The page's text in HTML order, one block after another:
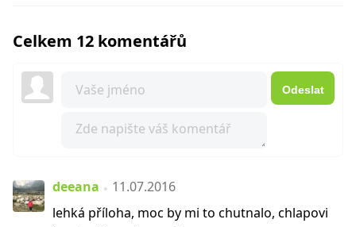
Celkem 12 komentářů
Odeslat
deeana
11.07.2016
lehká příloha, moc by mi to chutnalo, chlapovi